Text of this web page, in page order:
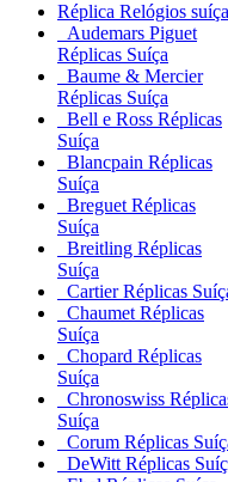
Réplica Relógios suíça
Audemars Piguet
Réplicas Suíça
Baume & Mercier
Réplicas Suíça
Bell e Ross Réplicas
Suíça
Blancpain Réplicas
Suíça
Breguet Réplicas
Suíça
Breitling Réplicas
Suíça
Cartier Réplicas
Chaumet Réplicas
Suíça
Chopard Réplicas
Suíça
Chronoswiss
Suíça
Corum Réplicas
DeWitt Réplicas